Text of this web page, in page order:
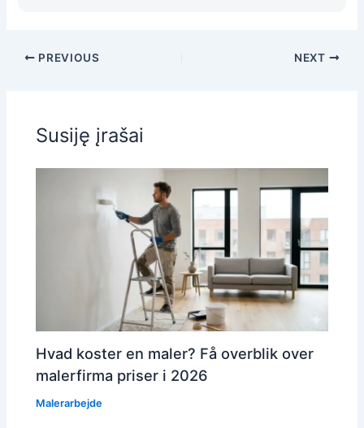
PREVIOUS NEXT
Susiję įrašai
Hvad koster en maler? Få overblik over
malerfirma priser i 2026
Malerarbejde